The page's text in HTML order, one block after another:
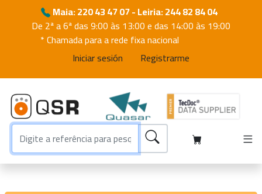
Maia: 220 43 47 07 - Leiria: 244 82 84 04
De 2ª a 6ª das 9:00 às 13:00 e das 14:00 às 19:00
* Chamada para a rede fixa nacional
Iniciar sesión
Registrarme